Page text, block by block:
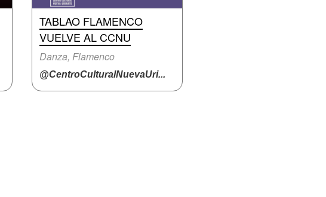
TABLAO FLAMENCO
VUELVE AL CCNU
Danza, Flamenco
@CentroCulturalNuevaUri...